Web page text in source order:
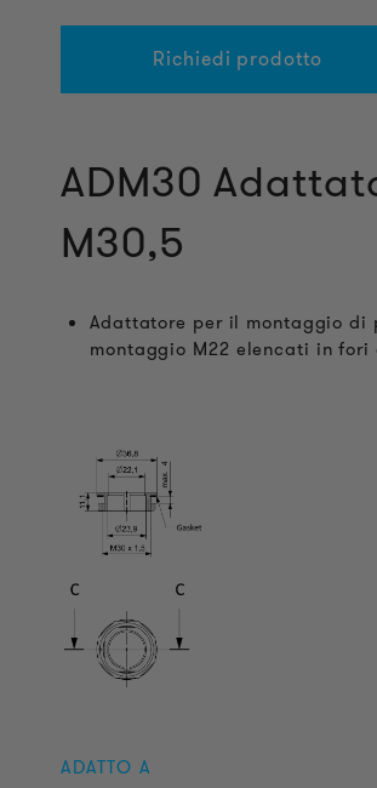
Richiedi prodotto
ADM30
M30,5
Adattatore per il montaggio di
montaggio M22 elencati in fori
ADATTO A